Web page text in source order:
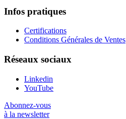
Infos pratiques
Certifications
Conditions Générales de Ventes
Réseaux sociaux
Linkedin
YouTube
Abonnez-vous
à la newsletter